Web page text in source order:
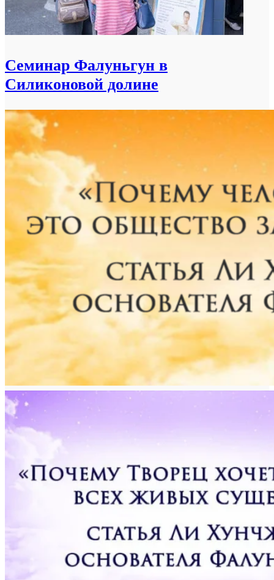
Семинар Фалуньгун в
Силиконовой долине